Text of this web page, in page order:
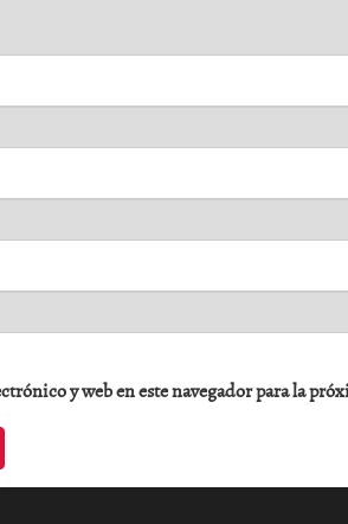
y web en este navegador para la